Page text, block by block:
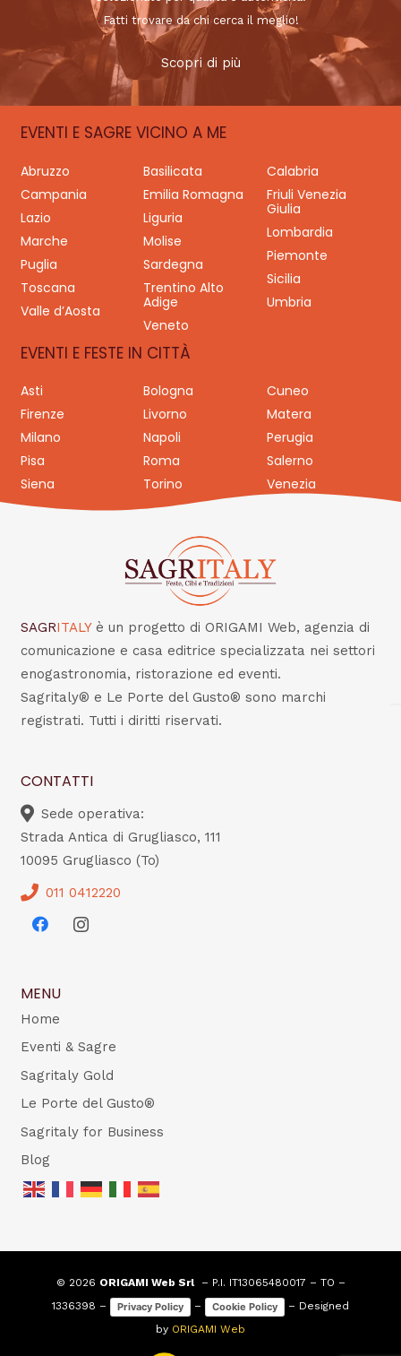
Fatti trovare da chi cerca il meglio!
Scopri di più
EVENTI E SAGRE VICINO A ME
Abruzzo Basilicata
Calabria
Campania
Emilia Romagna
Friuli Venezia
Giulia
Lazio
Liguria
Lombardia
Marche
Molise
Piemonte
Puglia
Sardegna
Sicilia
Toscana
Trentino Alto
Adige
Umbria
Valle d’Aosta
Veneto
EVENTI E FESTE IN CITTÀ
Asti Bologna
Cuneo
Firenze
Livorno
Matera
Milano
Napoli
Perugia
Pisa
Roma
Salerno
Siena
Torino Venezia
SAGRITALY è un progetto di ORIGAMI Web, agenzia di
comunicazione e casa editrice specializzata nei settori
enogastronomia, ristorazione ed eventi.
Sagritaly® e Le Porte del Gusto® sono marchi
registrati. Tutti i diritti riservati.
CONTATTI
Sede operativa:
Strada Antica di Grugliasco, 111
10095 Grugliasco (To)
011 0412220
MENU
Home
Eventi & Sagre
Sagritaly Gold
Le Porte del Gusto®
Sagritaly for Business
Blog
© 2026 ORIGAMI Web Srl– P.I. IT13065480017 – TO –
1336398 –
Privacy Policy – Cookie Policy
– Designed
by ORIGAMI Web